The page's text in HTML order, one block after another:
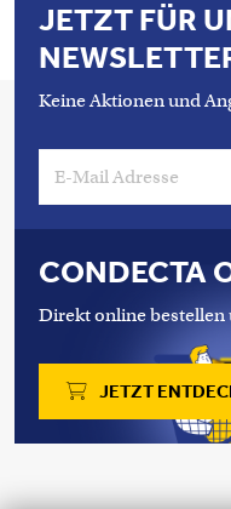
JETZT FÜR
Keine Aktionen und
CONDECTA
Direkt online bestellen
JETZT